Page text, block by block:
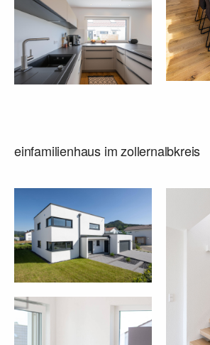
einfamilienhaus im zollernalbkreis